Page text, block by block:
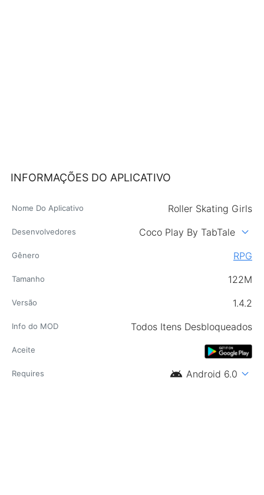
INFORMAÇÕES DO APLICATIVO
Nome Do Aplicativo Roller Skating Girls
Desenvolvedores Coco Play By TabTale expand_more
Gênero RPG
Tamanho 122M
Versão 1.4.2
Info do MOD Todos Itens Desbloqueados
Aceite
Requires android Android 6.0 expand_more